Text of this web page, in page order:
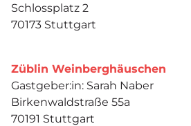
Schlossplatz 2
70173 Stuttgart
Züblin Weinberghäuschen
Gastgeber:in: Sarah Naber
Birkenwaldstraße 55a
70191 Stuttgart